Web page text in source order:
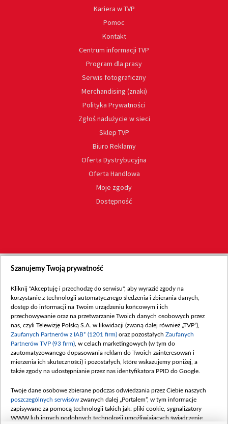
Kariera w TVP
Pomoc
Kontakt
Centrum informacji TVP
Program dla prasy
Serwis fotograficzny
Merchandising (znaki)
Polityka Prywatności
Zgłoś nadużycie w sieci
Sklep TVP
Biuro Reklamy
Oferta Dystrybucyjna
Oferta Handlowa
Moje zgody
Dostępność
Szanujemy Twoją prywatność
Kliknij "Akceptuję i przechodzę do serwisu", aby wyrazić zgody na
korzystanie z technologii automatycznego śledzenia i zbierania danych,
dostęp do informacji na Twoim urządzeniu końcowym i ich
przechowywanie oraz na przetwarzanie Twoich danych osobowych przez
nas, czyli Telewizję Polską S.A. w likwidacji (zwaną dalej również „TVP”),
Zaufanych Partnerów z IAB* (1201 firm) oraz pozostałych Zaufanych
Partnerów TVP (93 firm) , w celach marketingowych (w tym do
zautomatyzowanego dopasowania reklam do Twoich zainteresowań i
mierzenia ich skuteczności) i pozostałych, które wskazujemy poniżej, a
także zgody na udostępnianie przez nas identyfikatora PPID do Google.
Twoje dane osobowe zbierane podczas odwiedzania przez Ciebie naszych
poszczególnych serwisów zwanych dalej „Portalem”, w tym informacje
zapisywane za pomocą technologii takich jak: pliki cookie, sygnalizatory
WWW lub innych podobnych technologii umożliwiających świadczenie